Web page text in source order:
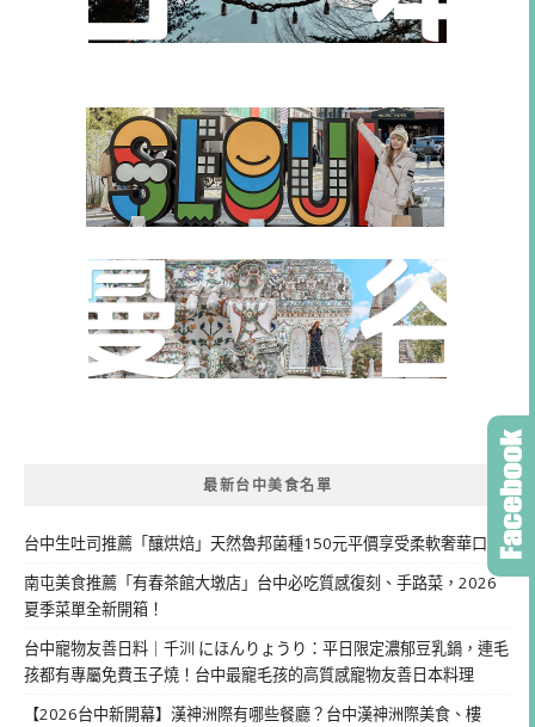
最新台中美食名單
台中生吐司推薦「釀烘焙」天然魯邦菌種150元平價享受柔軟奢華口感
南屯美食推薦「有春茶館大墩店」台中必吃質感復刻、手路菜，2026
夏季菜單全新開箱！
台中寵物友善日料｜千汌 にほんりょうり：平日限定濃郁豆乳鍋，連毛
孩都有專屬免費玉子燒！台中最寵毛孩的高質感寵物友善日本料理
【2026台中新開幕】漢神洲際有哪些餐廳？台中漢神洲際美食、樓